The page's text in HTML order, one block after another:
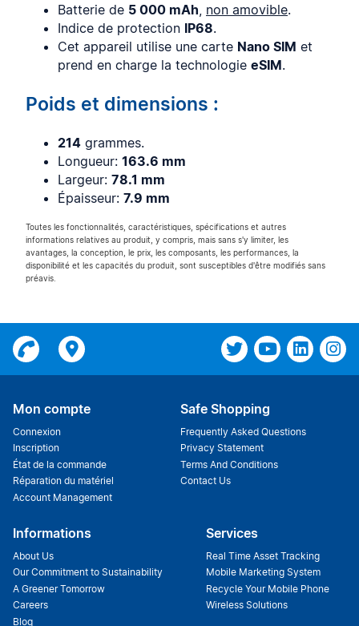
Batterie de 5 000 mAh non amovible.
Indice de protection IP68.
Cet appareil utilise une carte Nano SIM et
prend en charge la technologie eSIM.
Poids et dimensions :
214 grammes.
Longueur: 163.6 mm
Largeur: 78.1 mm
Épaisseur: 7.9 mm
Toutes les fonctionnalités, caractéristiques, spécifications et autres
informations relatives au produit, y compris, mais sans s'y limiter, les
avantages, la conception, le prix, les composants, les performances, la
disponibilité et les capacités du produit, sont susceptibles d'être modifiés sans
préavis.
Mon compte
Connexion
Inscription
État de la commande
Réparation du matériel
Account Management
Safe Shopping
Frequently Asked Questions
Privacy Statement
Terms And Conditions
Contact Us
Informations
About Us
Our Commitment to Sustainability
A Greener Tomorrow
Careers
Blog
Services
Real Time Asset Tracking
Mobile Marketing System
Recycle Your Mobile Phone
Wireless Solutions